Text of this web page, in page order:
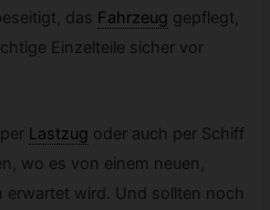
das Fahrzeug gepflegt,
Einzelteile sicher vor
Lastzug oder auch per Schiff
wo es von einem neuen,
erwartet wird. Und sollten noch